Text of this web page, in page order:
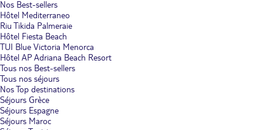
Nos Best-sellers
Hôtel Mediterraneo
Riu Tikida Palmeraie
Hôtel Fiesta Beach
TUI Blue Victoria Menorca
Hôtel AP Adriana Beach Resort
Tous nos Best-sellers
Tous nos séjours
Nos Top destinations
Séjours Grèce
Séjours Espagne
Séjours Maroc